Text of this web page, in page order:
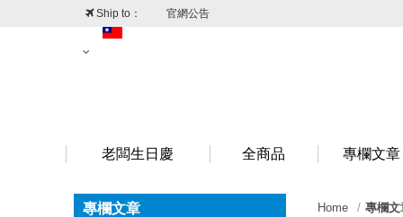
Ship to： 官網公告
老闆生日慶 全商品 專欄文章
專欄文章 Home 專欄文